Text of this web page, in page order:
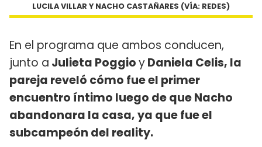
LUCILA VILLAR Y NACHO CASTAÑARES (VÍA: REDES)
En el programa que ambos conducen,
junto a Julieta PoggioyDaniela Celis, la
pareja reveló cómo fue el primer
encuentro íntimo luego de que Nacho
abandonara la casa, ya que fue el
subcampeón del reality.